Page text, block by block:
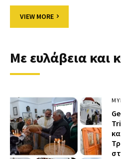
VIEW MORE
Με ευλάβεια και